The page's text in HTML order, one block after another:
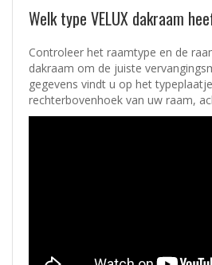
Welk type VELUX dakraam
Controleer het raamtype en de
dakraam om de juiste
gegevens vindt u op het
rechterbovenhoek van uw raam,